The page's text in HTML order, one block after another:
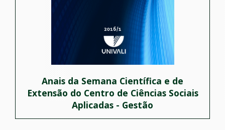
Anais da Semana Científica e de
Extensão do Centro de Ciências Sociais
Aplicadas - Gestão